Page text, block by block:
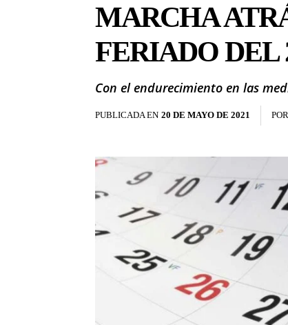
MARCHA
FERIADO DEL
Con el endurecimiento en las
PUBLICADA EN 20 DE MAYO DE 2021 POR